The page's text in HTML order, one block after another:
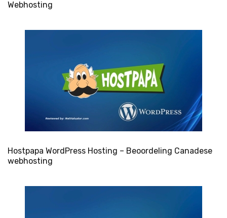
Webhosting
Hostpapa WordPress Hosting – Beoordeling Canadese
webhosting